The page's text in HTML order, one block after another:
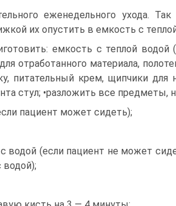
еженедельного ухода.
их опустить в емкость с
емкость с теплой
отработанного материала,
питательный крем, щипчики для
стул; •разложить все
пациент может сидеть);
водой (если пациент не может
водой);